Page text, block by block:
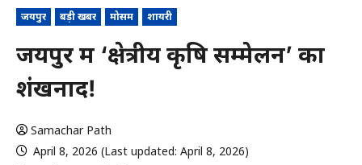
जयपुर बड़ी खबर मोसम शायरी
जयपुर में ‘क्षेत्रीय कृषि सम्मेलन’ का
शंखनाद!
Samachar Path
April 8, 2026 (Last updated: April 8, 2026)